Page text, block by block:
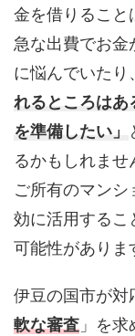
金を借りること
急な出費でお金
に悩んでいたり、
れるところはあ
を準備したい」
るかもしれませ
ご所有のマン
効に活用するこ
可能性がありま
伊豆の国市が対
軟な審査 」を求